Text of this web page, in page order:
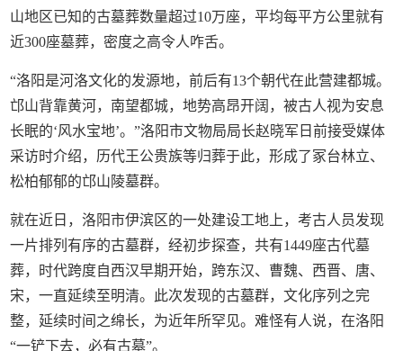
山地区已知的古墓葬数量超过10万座，平均每平方公里就有
近300座墓葬，密度之高令人咋舌。
“洛阳是河洛文化的发源地，前后有13个朝代在此营建都城。
邙山背靠黄河，南望都城，地势高昂开阔，被古人视为安息
长眠的‘风水宝地’。”洛阳市文物局局长赵晓军日前接受媒体
采访时介绍，历代王公贵族等归葬于此，形成了冢台林立、
松柏郁郁的邙山陵墓群。
就在近日，洛阳市伊滨区的一处建设工地上，考古人员发现
一片排列有序的古墓群，经初步探查，共有1449座古代墓
葬，时代跨度自西汉早期开始，跨东汉、曹魏、西晋、唐、
宋，一直延续至明清。此次发现的古墓群，文化序列之完
整，延续时间之绵长，为近年所罕见。难怪有人说，在洛阳
“一铲下去，必有古墓”。